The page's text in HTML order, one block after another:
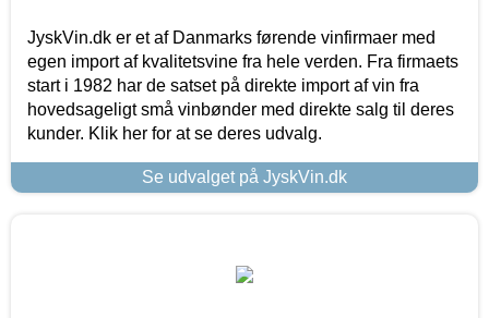
JyskVin.dk er et af Danmarks førende vinfirmaer med
egen import af kvalitetsvine fra hele verden. Fra firmaets
start i 1982 har de satset på direkte import af vin fra
hovedsageligt små vinbønder med direkte salg til deres
kunder. Klik her for at se deres udvalg.
Se udvalget på JyskVin.dk